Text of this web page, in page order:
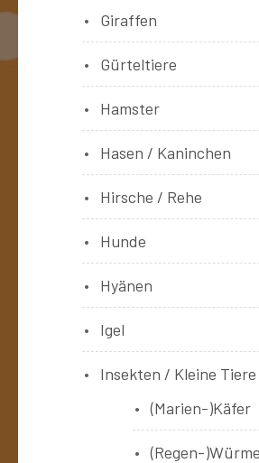
Giraffen
Gürteltiere
Hamster
Hasen / Kaninchen
Hirsche / Rehe
Hunde
Hyänen
Igel
Insekten / Kleine Tiere
(Marien-)Käfer
(Regen-